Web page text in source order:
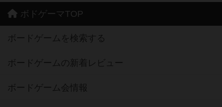
ボドゲーマTOP
ボードゲームを検索する
ボードゲームの新着レビュー
ボードゲーム会情報